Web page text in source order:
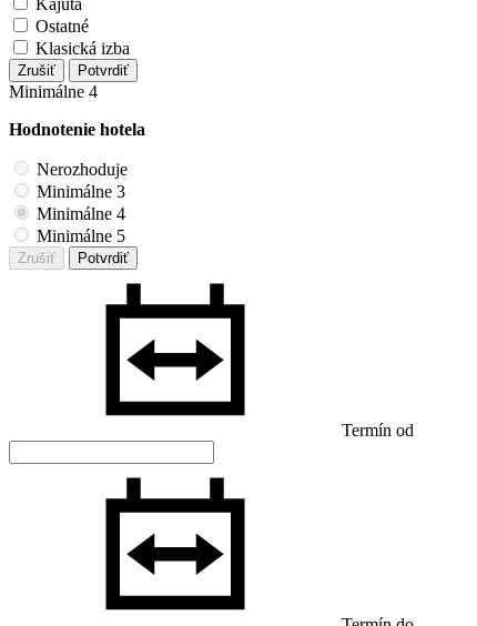
Kajuta
Ostatné
Klasická izba
Zrušiť Potvrdiť
Minimálne 4
Hodnotenie hotela
Nerozhoduje
Minimálne 3
Minimálne 4
Minimálne 5
Zrušiť Potvrdiť
Termín od